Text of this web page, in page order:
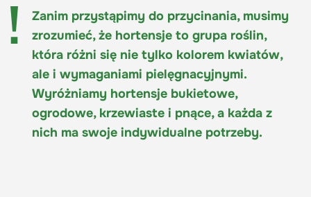
Zanim przystąpimy do przycinania, musimy
zrozumieć, że hortensje to grupa roślin,
która różni się nie tylko kolorem kwiatów,
ale i wymaganiami pielęgnacyjnymi.
Wyróżniamy hortensje bukietowe,
ogrodowe, krzewiaste i pnące, a każda z
nich ma swoje indywidualne potrzeby.